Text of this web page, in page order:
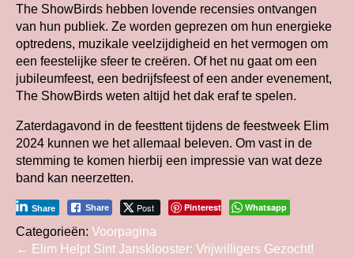
The ShowBirds hebben lovende recensies ontvangen
van hun publiek. Ze worden geprezen om hun energieke
optredens, muzikale veelzijdigheid en het vermogen om
een feestelijke sfeer te creëren. Of het nu gaat om een
jubileumfeest, een bedrijfsfeest of een ander evenement,
The ShowBirds weten altijd het dak eraf te spelen.
Zaterdagavond in de feesttent tijdens de feestweek Elim
2024 kunnen we het allemaal beleven. Om vast in de
stemming te komen hierbij een impressie van wat deze
band kan neerzetten.
Share Post
Share Pinterest Whatsapp
Categorieën: Voorpagina
Bericht
← Elim Helpt Sint Jansklooster: Vrijwilligers Gezocht!